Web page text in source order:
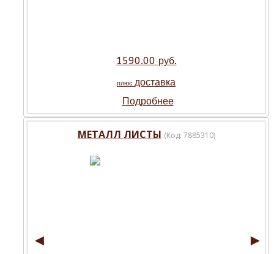
1590.00 руб.
плюс доставка
Подробнее
МЕТАЛЛ ЛИСТЫ (Код: 7885310)
◄ ►